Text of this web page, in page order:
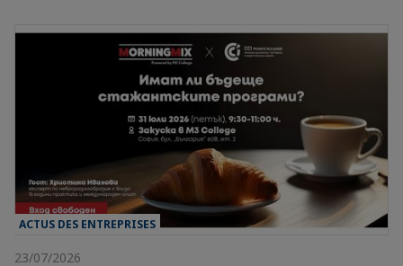
ACTUS DES ENTREPRISES
23/07/2026